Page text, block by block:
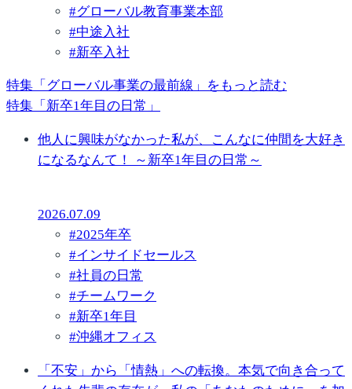
#グローバル教育事業本部
#中途入社
#新卒入社
特集「グローバル事業の最前線」をもっと読む
特集「新卒1年目の日常」
他人に興味がなかった私が、こんなに仲間を大好き
になるなんて！ ～新卒1年目の日常～
2026.07.09
#2025年卒
#インサイドセールス
#社員の日常
#チームワーク
#新卒1年目
#沖縄オフィス
「不安」から「情熱」への転換。本気で向き合って